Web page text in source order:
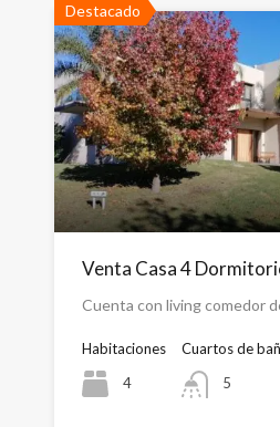
Destacado
Venta Casa 4
Cuenta con living comedor
Habitaciones
4
Cuartos de
5